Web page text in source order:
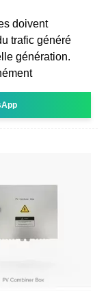
doivent
trafic généré
génération.